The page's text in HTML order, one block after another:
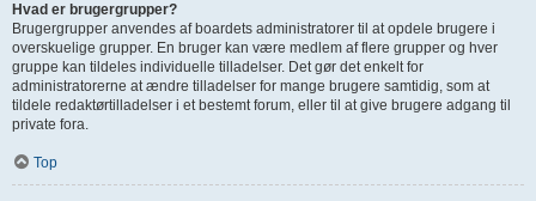
Hvad er brugergrupper?
Brugergrupper anvendes af boardets administratorer til at opdele brugere i
overskuelige grupper. En bruger kan være medlem af flere grupper og hver
gruppe kan tildeles individuelle tilladelser. Det gør det enkelt for
administratorerne at ændre tilladelser for mange brugere samtidig, som at
tildele redaktørtilladelser i et bestemt forum, eller til at give brugere adgang til
private fora.
Top